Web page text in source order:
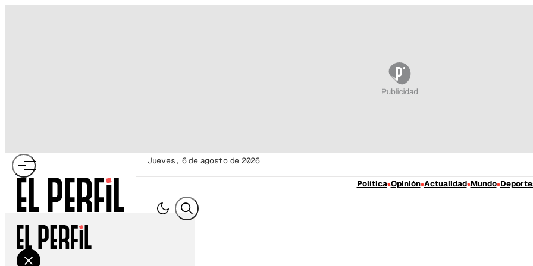
jueves, 6 de agosto de 2026
Política Opinión Actualidad Mundo